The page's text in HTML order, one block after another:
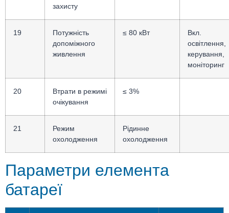
захисту
19
Потужність
допоміжного
живлення
≤ 80 кВт
Вкл.
освітлення,
керування,
моніторинг
20
Втрати в режимі
очікування
≤ 3%
21
Режим
охолодження
Рідинне
охолодження
Параметри елемента
батареї